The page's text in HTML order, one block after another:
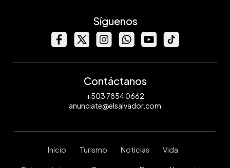
Síguenos
Contáctanos
+503 7854 0662
anunciate@elsalvador.com
Inicio Turismo Noticias Vida